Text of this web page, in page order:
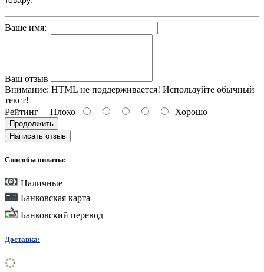
Ваше имя:
Ваш отзыв
Внимание: HTML не поддерживается! Используйте обычный
текст!
Рейтинг Плохо Хорошо
Продолжить
Написать отзыв
Способы оплаты:
Наличные
Банковская карта
Банковский перевод
Доставка: